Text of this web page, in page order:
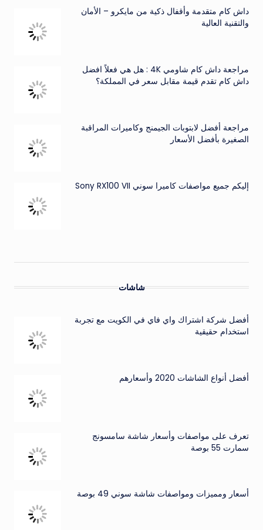
داش كام متقدمة وأقفال ذكية من مايكرو – الأمان
والتقنية العالية
مراجعة داش كام شاومي 4K : هل هي فعلاً افضل
داش كام تقدم قيمة مقابل سعر في المملكة؟
مراجعة أفضل لابتوبات الجيمنج وكاميرات المراقبة
الصغيرة بأفضل الأسعار
إليكم جميع مواصفات كاميرا سوني Sony RX100 VII
شاشات
أفضل شركة اشتراك واي فاي في الكويت مع تجربة
استخدام حقيقية
أفضل أنواع الشاشات 2020 وأسعارهم
تعرف على مواصفات وأسعار شاشة سامسونج
سمارت 55 بوصة
أسعار ومميزات ومواصفات شاشة سوني 49 بوصة